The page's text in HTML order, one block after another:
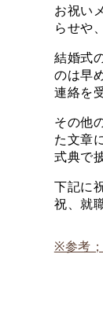
お祝い
らせや
結婚式
のは早
連絡を
その他
た文章
式典で
下記に
祝、就
※参考